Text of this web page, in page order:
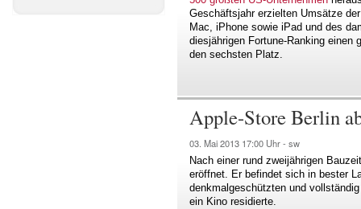
Geschäftsjahr erzielten Umsätze
Mac, iPhone sowie iPad und des
diesjährigen Fortune-Ranking einen
den sechsten Platz.
Apple-Store Berlin
03. Mai 2013 17:00 Uhr - sw
Nach einer rund zweijährigen
eröffnet. Er befindet sich in bester
denkmalgeschützten und
ein Kino residierte.